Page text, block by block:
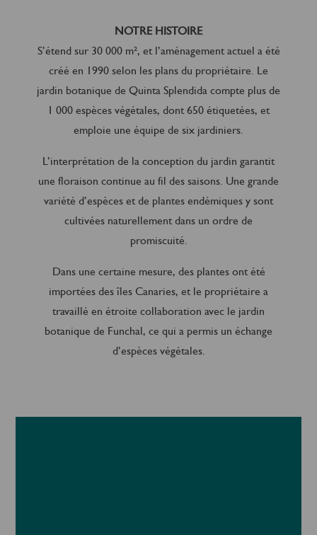
NOTRE HISTOIRE
S’étend sur 30 000 m², et l’aménagement actuel a été
créé en 1990 selon les plans du propriétaire. Le
jardin botanique de Quinta Splendida compte plus de
1 000 espèces végétales, dont 650 étiquetées, et
emploie une équipe de six jardiniers.
L’interprétation de la conception du jardin garantit
une floraison continue au fil des saisons. Une grande
variété d’espèces et de plantes endémiques y sont
cultivées naturellement dans un ordre de
promiscuité.
Dans une certaine mesure, des plantes ont été
importées des îles Canaries, et le propriétaire a
travaillé en étroite collaboration avec le jardin
botanique de Funchal, ce qui a permis un échange
d’espèces végétales.